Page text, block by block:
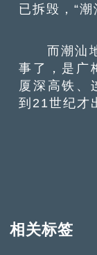
已拆毁，“潮
而潮汕地
事了，是广
厦深高铁、
到21世纪才
相关标签